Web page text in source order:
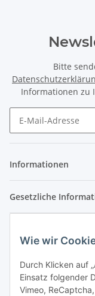
Wie wir
Durch Klicken auf
Einsatz folgender
Vimeo,
Bitte
Informationen zu
Informationen
Gesetzliche